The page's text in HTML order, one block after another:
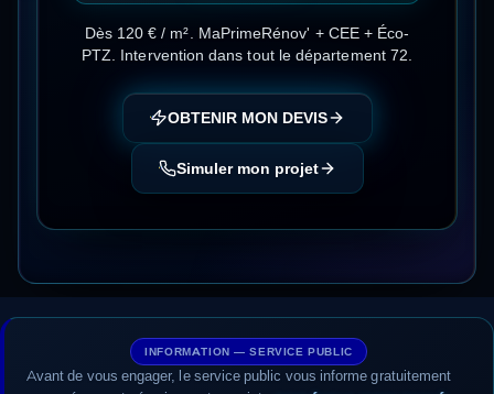
Dès 120 € / m². MaPrimeRénov' + CEE + Éco-
PTZ. Intervention dans tout le département 72.
OBTENIR MON DEVIS
Simuler mon projet
INFORMATION — SERVICE PUBLIC
Avant de vous engager, le service public vous informe gratuitement